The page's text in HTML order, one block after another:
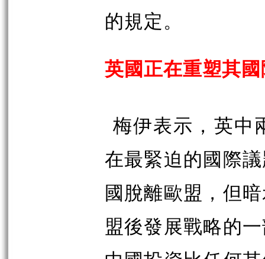
的規定。
英國正在重塑其
梅伊表示，英中
在最緊迫的國際
國脫離歐盟，但
盟後發展戰略的